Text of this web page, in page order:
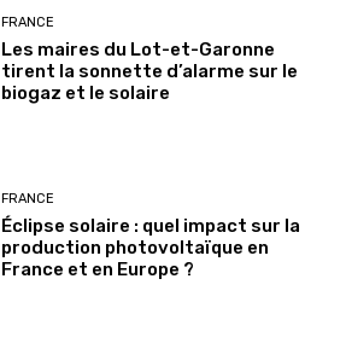
FRANCE
Les maires du Lot-et-Garonne
tirent la sonnette d’alarme sur le
biogaz et le solaire
FRANCE
Éclipse solaire : quel impact sur la
production photovoltaïque en
France et en Europe ?